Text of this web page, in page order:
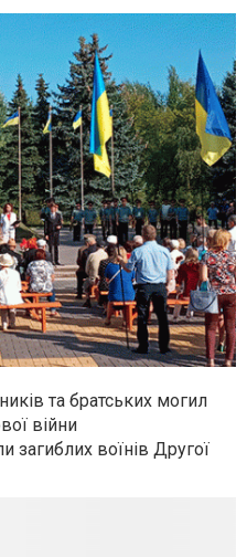
та братських могил
війни
загиблих воїнів Другої